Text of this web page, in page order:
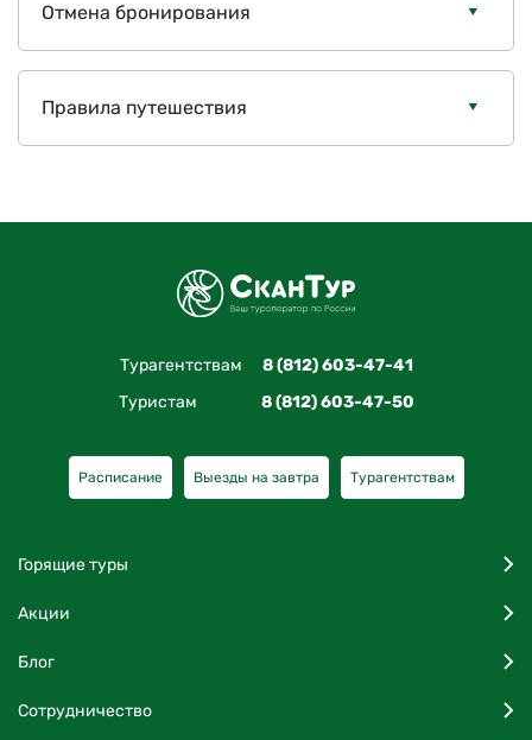
Отмена бронирования
Правила путешествия
Турагентствам
8 (812) 603-47-41
Туристам
8 (812) 603-47-50
Расписание Выезды на завтра Турагентствам
Горящие туры
Акции
Блог
Сотрудничество